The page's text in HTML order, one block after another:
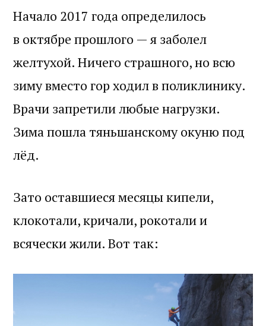
Начало 2017 года определилось
в октябре прошлого — я заболел
желтухой. Ничего страшного, но всю
зиму вместо гор ходил в поликлинику.
Врачи запретили любые нагрузки.
Зима пошла тяньшанскому окуню под
лёд.
Зато оставшиеся месяцы кипели,
клокотали, кричали, рокотали и
всячески жили. Вот так: